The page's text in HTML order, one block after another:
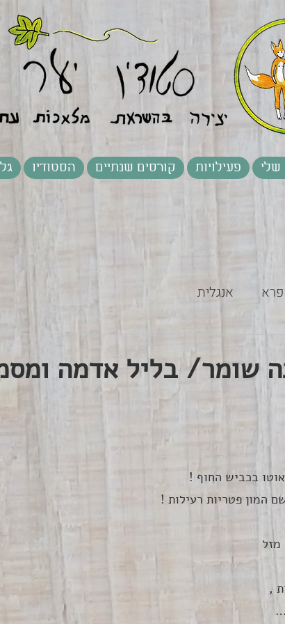
שלי פעילויות קורסים שנתיים הסטודיו
פרא אנגלית
שומר/ בליל אדמה
בכביש החוף !
המון פטריות רעילות !
,